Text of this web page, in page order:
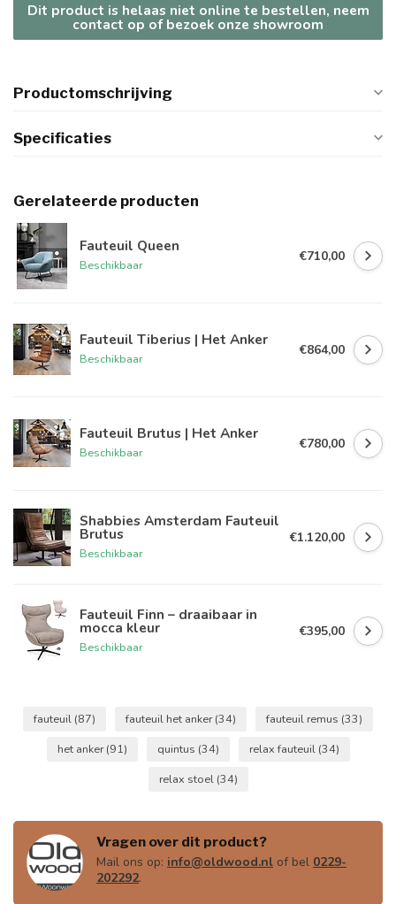
Dit product is helaas niet online te bestellen, neem
contact op of bezoek onze showroom
Productomschrijving
Specificaties
Gerelateerde producten
Fauteuil Queen
Beschikbaar
€710,00
Fauteuil Tiberius | Het Anker
Beschikbaar
€864,00
Fauteuil Brutus | Het Anker
Beschikbaar
€780,00
Shabbies Amsterdam Fauteuil
Brutus
Beschikbaar
€1.120,00
Fauteuil Finn – draaibaar in
mocca kleur
Beschikbaar
€395,00
fauteuil (87) fauteuil het anker(34) fauteuil remus (33)
het anker(91) quintus (34) relax fauteuil (34)
relax stoel (34)
Vragen over dit product?
Mail ons op: info@oldwood.nl of bel 0229-
202292.